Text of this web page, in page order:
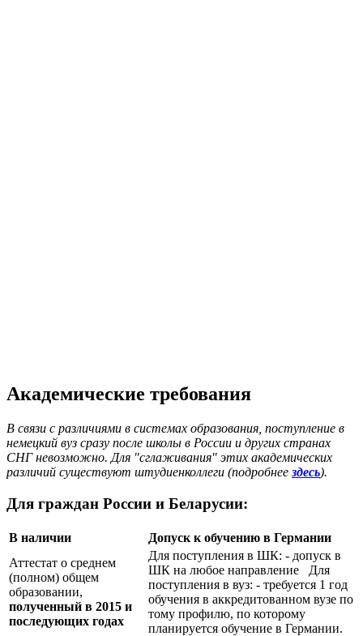
Академические требования
В связи с различиями в системах образования, поступление в
немецкий вуз сразу после школы в России и других странах
СНГ невозможно. Для "сглаживания" этих академических
различий существуют штудиенколлеги (подробнее здесь).
Для граждан России и Беларусии:
В наличии
Допуск к обучению в Германии
Аттестат о среднем
(полном) общем
образовании,
полученный в 2015 и
последующих годах
Для поступления в ШК: - допуск в
ШК на любое направление Для
поступления в вуз: - требуется 1 год
обучения в аккредитованном вузе по
тому профилю, по которому
планируется обучение в Германии.